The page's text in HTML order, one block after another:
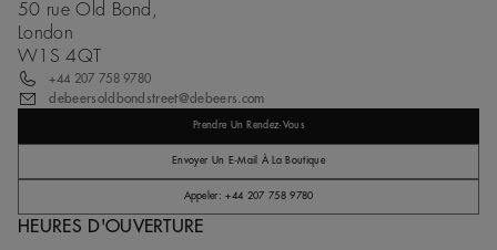
50 rue Old Bond,
London
W1S 4QT
+44 207 758 9780
debeersoldbondstreet@debeers.com
Prendre Un Rendez-Vous
Envoyer Un E-Mail À La Boutique
Appeler: +44 207 758 9780
HEURES D'OUVERTURE